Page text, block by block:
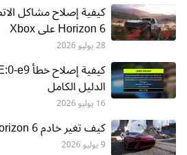
Horizon 6 على Xbox
28 يوليو 2026
الدليل الكامل
16 يوليو 2026
كيف تغير خادم Forza Horizon 6
9 يوليو 2026